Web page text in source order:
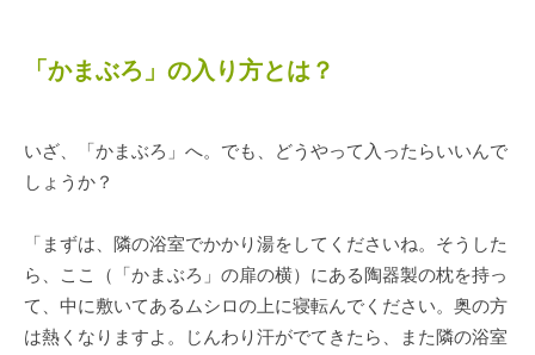
「かまぶろ」の入り方とは？
いざ、「かまぶろ」へ。でも、どうやって入ったらいいんで
しょうか？
「まずは、隣の浴室でかかり湯をしてくださいね。そうした
ら、ここ（「かまぶろ」の扉の横）にある陶器製の枕を持っ
て、中に敷いてあるムシロの上に寝転んでください。奥の方
は熱くなりますよ。じんわり汗がでてきたら、また隣の浴室